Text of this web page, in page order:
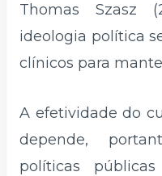
Thomas Szasz
ideologia política
clínicos para
A efetividade do
depende,
políticas